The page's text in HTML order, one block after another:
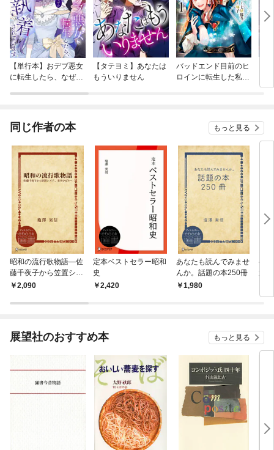
【単行本】おデブ悪女
に転生したら、なぜか
【タテヨミ】あなたは
もういりません
バッドエンド目前のヒ
ロインに転生した私、
同じ作者の本 もっと見る
昭和の流行歌物語―佐
藤千夜子から笠置シズ
子、美空ひばりへ
2,090
定本ベストセラー昭和
史
2,420
あなたも読んでみませ
んか。話題の本250冊
1,980
ベ
運
展望社のおすすめ本 もっと見る